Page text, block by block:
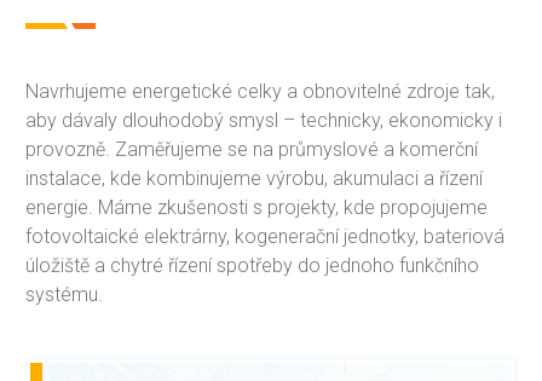
Navrhujeme energetické celky a obnovitelné zdroje tak,
aby dávaly dlouhodobý smysl – technicky, ekonomicky i
provozně. Zaměřujeme se na průmyslové a komerční
instalace, kde kombinujeme výrobu, akumulaci a řízení
energie. Máme zkušenosti s projekty, kde propojujeme
fotovoltaické elektrárny, kogenerační jednotky, bateriová
úložiště a chytré řízení spotřeby do jednoho funkčního
systému.